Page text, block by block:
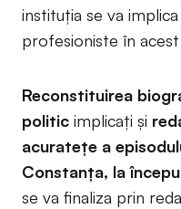
instituția se va
profesioniste în
Reconstituirea
politic implicați și
acuratețe a
Constanța, la
se va finaliza prin